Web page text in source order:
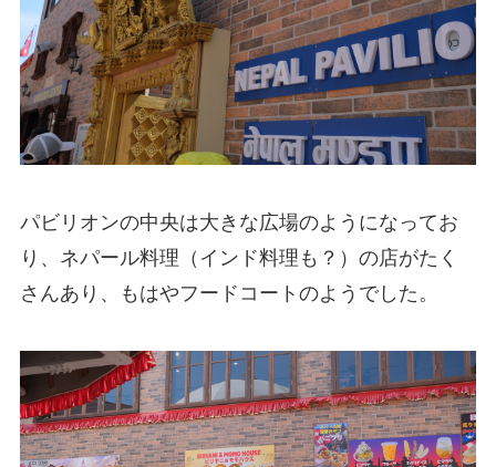
パビリオンの中央は大きな広場のようになってお
り、ネパール料理（インド料理も？）の店がたく
さんあり、もはやフードコートのようでした。